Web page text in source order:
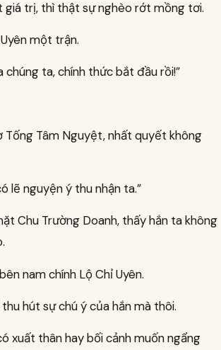
giá trị, thì thật sự nghèo rớt mồng tơi.
một trận.
ta, chính thức bắt đầu rồi!”
Tống Tâm Nguyệt, nhất quyết không
lẽ nguyện ý thu nhận ta.”
Chu Trường Doanh, thấy hắn ta không
nam chính Lộ Chỉ Uyên.
hút sự chú ý của hắn mà thôi.
xuất thân hay bối cảnh muốn ngẩng